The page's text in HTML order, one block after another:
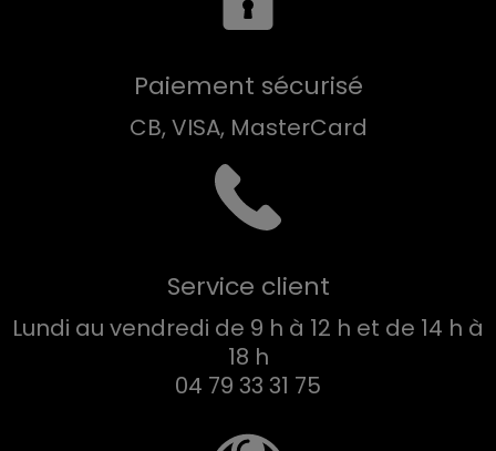
Paiement sécurisé
CB, VISA, MasterCard
Service client
Lundi au vendredi de 9 h à 12 h et de 14 h à
18 h
04 79 33 31 75